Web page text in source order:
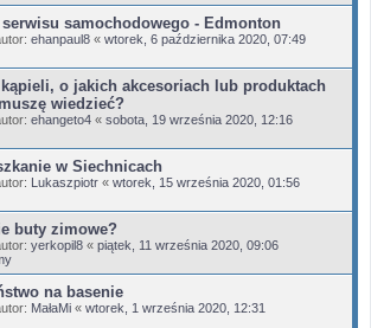
serwisu samochodowego - Edmonton
ehanpaul8 « wtorek, 6 października 2020, 07:49
o jakich akcesoriach lub produktach
wiedzieć?
ehangeto4 « sobota, 19 września 2020, 12:16
w Siechnicach
Lukaszpiotr « wtorek, 15 września 2020, 01:56
buty zimowe?
yerkopil8 « piątek, 11 września 2020, 09:06
na basenie
MałaMi « wtorek, 1 września 2020, 12:31